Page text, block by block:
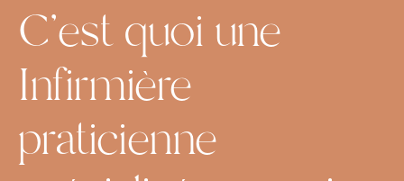
C'est quoi une
Infirmière
praticienne